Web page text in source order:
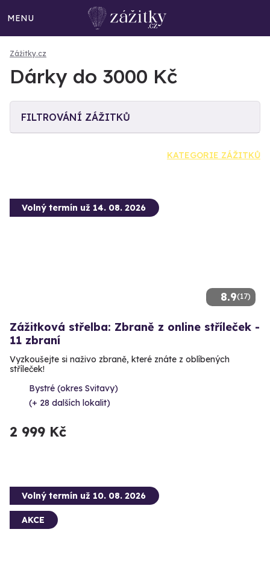
MENU
Zážitky.cz
Dárky do 3000 Kč
FILTROVÁNÍ ZÁŽITKŮ
KATEGORIE ZÁŽITKŮ
8.9(17)
Volný termín už 14. 08. 2026
Zážitková střelba: Zbraně z online stříleček -
11 zbraní
Vyzkoušejte si naživo zbraně, které znáte z oblíbených
stříleček!
Bystré (okres Svitavy)
(+ 28 dalších lokalit)
2 999 Kč
Volný termín už 10. 08. 2026
AKCE